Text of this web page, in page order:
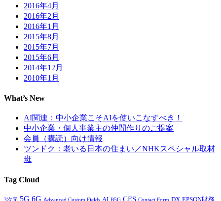
2016年4月
2016年2月
2016年1月
2015年8月
2015年7月
2015年6月
2014年12月
2010年1月
What’s New
AI関連：中小企業こそAIを使いこなすべき！
中小企業・個人事業主の仲間作りのご提案
会員（購読）向け情報
ツンドク：老いる日本の住まい／NHKスペシャル取材
班
Tag Cloud
3次元 5G 6G Advanced Custom Fields AI B5G CES Contact Form DX EPSON財務